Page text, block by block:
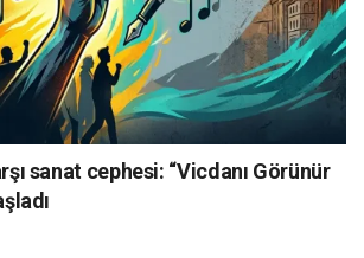
sanat cephesi: “Vicdanı Görünür